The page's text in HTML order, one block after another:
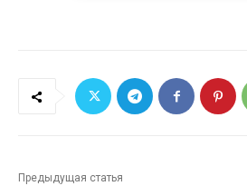
Предыдущая статья